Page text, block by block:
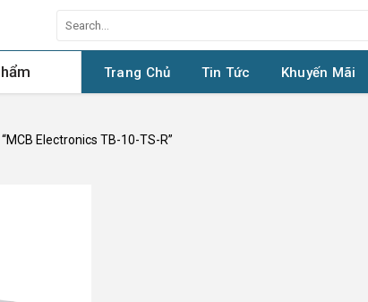
for:
Trang Chủ Tin Tức Khuyến Mãi
Electronics TB-10-TS-R”